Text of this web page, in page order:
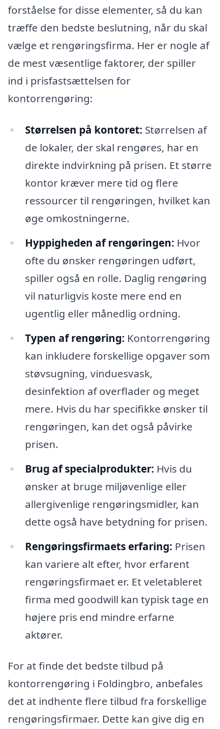
forståelse for disse elementer, så du kan
træffe den bedste beslutning, når du skal
vælge et rengøringsfirma. Her er nogle af
de mest væsentlige faktorer, der spiller
ind i prisfastsættelsen for
kontorrengøring:
Størrelsen på kontoret: Størrelsen af
de lokaler, der skal rengøres, har en
direkte indvirkning på prisen. Et større
kontor kræver mere tid og flere
ressourcer til rengøringen, hvilket kan
øge omkostningerne.
Hyppigheden af rengøringen: Hvor
ofte du ønsker rengøringen udført,
spiller også en rolle. Daglig rengøring
vil naturligvis koste mere end en
ugentlig eller månedlig ordning.
Typen af rengøring: Kontorrengøring
kan inkludere forskellige opgaver som
støvsugning, vinduesvask,
desinfektion af overflader og meget
mere. Hvis du har specifikke ønsker til
rengøringen, kan det også påvirke
prisen.
Brug af specialprodukter: Hvis du
ønsker at bruge miljøvenlige eller
allergivenlige rengøringsmidler, kan
dette også have betydning for prisen.
Rengøringsfirmaets erfaring: Prisen
kan variere alt efter, hvor erfarent
rengøringsfirmaet er. Et veletableret
firma med goodwill kan typisk tage en
højere pris end mindre erfarne
aktører.
For at finde det bedste tilbud på
kontorrengøring i Foldingbro, anbefales
det at indhente flere tilbud fra forskellige
rengøringsfirmaer. Dette kan give dig en